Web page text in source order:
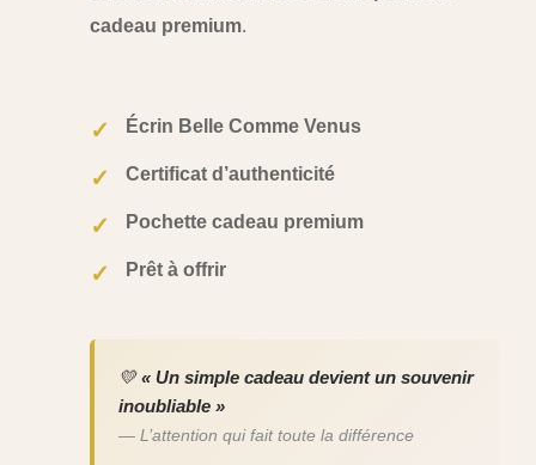
cadeau premium.
✓ Écrin Belle Comme Venus
✓ Certificat d’authenticité
✓ Pochette cadeau premium
✓ Prêt à offrir
💛« Un simple cadeau devient un souvenir
inoubliable »
— L’attention qui fait toute la différence